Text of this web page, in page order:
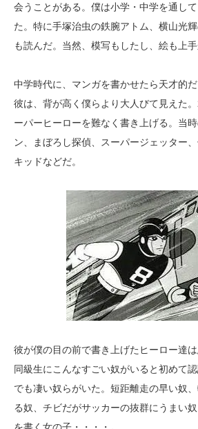
会うことがある。僕は小学・中学を通し
た。特に手塚治虫の鉄腕アトム、横山光
も読んだ。当然、模写もしたし、絵も上手
中学時代に、マンガを書かせたら天才的だ
彼は、背が高く僕らより大人びて見えた
ーパーヒーローを難なく書き上げる。当
ン、まぼろし探偵、スーパージェッター
キッドなどだ。
彼が僕の目の前で書き上げたヒーロー達は
同級生にこんなすごい奴がいると初めて
でも凄い奴らがいた。短距離走の早い奴
る奴、チビだがサッカーの抜群にうまい